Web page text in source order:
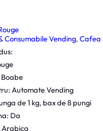
Consumabile Vending, Cafea
Automate Vending
de 1 kg, bax de 8 pungi
Da
Arabica